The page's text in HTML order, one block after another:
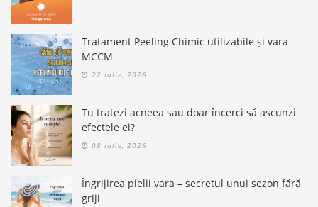
Tratament Peeling Chimic utilizabile și vara -
MCCM
22 iulie, 2026
Tu tratezi acneea sau doar încerci să ascunzi
efectele ei?
08 iulie, 2026
Îngrijirea pielii vara – secretul unui sezon fără
griji